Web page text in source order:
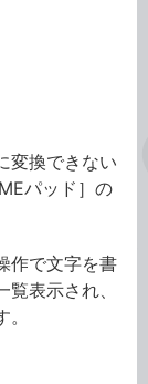
変換できない
パッド］の
作で文字を書
表示され、